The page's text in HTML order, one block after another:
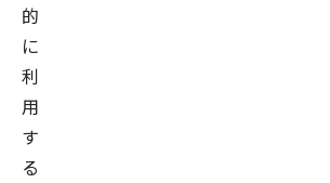
的
に
利
用
す
る